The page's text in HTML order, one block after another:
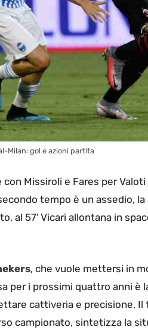
Milan: gol e azioni partita
con Missiroli e Fares per
tempo è un assedio,
al 57′ Vicari allontana in
, che vuole mettersi in
per i prossimi quattro anni è
cattiveria e precisione. Il
campionato, sintetizza la